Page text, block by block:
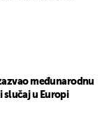
međunarodnu
slučaj u Europi